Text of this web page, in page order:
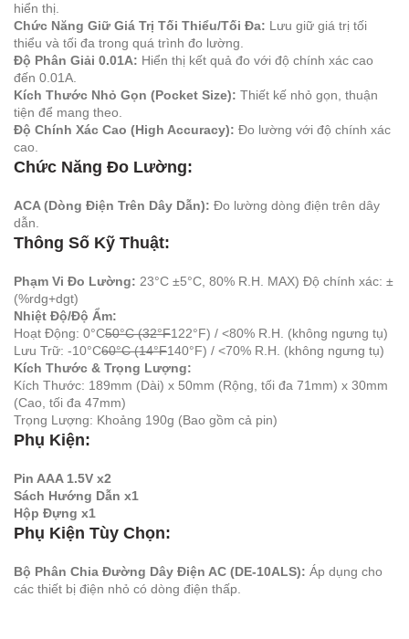
hiển thị.
Chức Năng Giữ Giá Trị Tối Thiểu/Tối Đa: Lưu giữ giá trị tối
thiểu và tối đa trong quá trình đo lường.
Độ Phân Giải 0.01A: Hiển thị kết quả đo với độ chính xác cao
đến 0.01A.
Kích Thước Nhỏ Gọn (Pocket Size): Thiết kế nhỏ gọn, thuận
tiện để mang theo.
Độ Chính Xác Cao (High Accuracy): Đo lường với độ chính xác
cao.
Chức Năng Đo Lường:
ACA (Dòng Điện Trên Dây Dẫn): Đo lường dòng điện trên dây
dẫn.
Thông Số Kỹ Thuật:
Phạm Vi Đo Lường: 23°C ±5°C, 80% R.H. MAX) Độ chính xác: ±
(%rdg+dgt)
Nhiệt Độ/Độ Ẩm:
Hoạt Động: 0°C50°C (32°F122°F) / <80% R.H. (không ngưng tụ)
Lưu Trữ: -10°C60°C (14°F140°F) / <70% R.H. (không ngưng tụ)
Kích Thước & Trọng Lượng:
Kích Thước: 189mm (Dài) x 50mm (Rộng, tối đa 71mm) x 30mm
(Cao, tối đa 47mm)
Trọng Lượng: Khoảng 190g (Bao gồm cả pin)
Phụ Kiện:
Pin AAA 1.5V x2
Sách Hướng Dẫn x1
Hộp Đựng x1
Phụ Kiện Tùy Chọn:
Bộ Phân Chia Đường Dây Điện AC (DE-10ALS): Áp dụng cho
các thiết bị điện nhỏ có dòng điện thấp.